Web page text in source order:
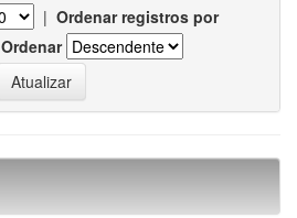
| Ordenar registros por
Ordenar